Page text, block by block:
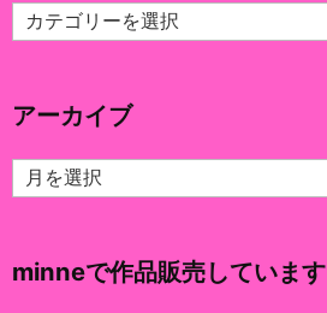
カ
テ
ー
アーカイブ
ア
ー
ブ
minneで作品販売しています